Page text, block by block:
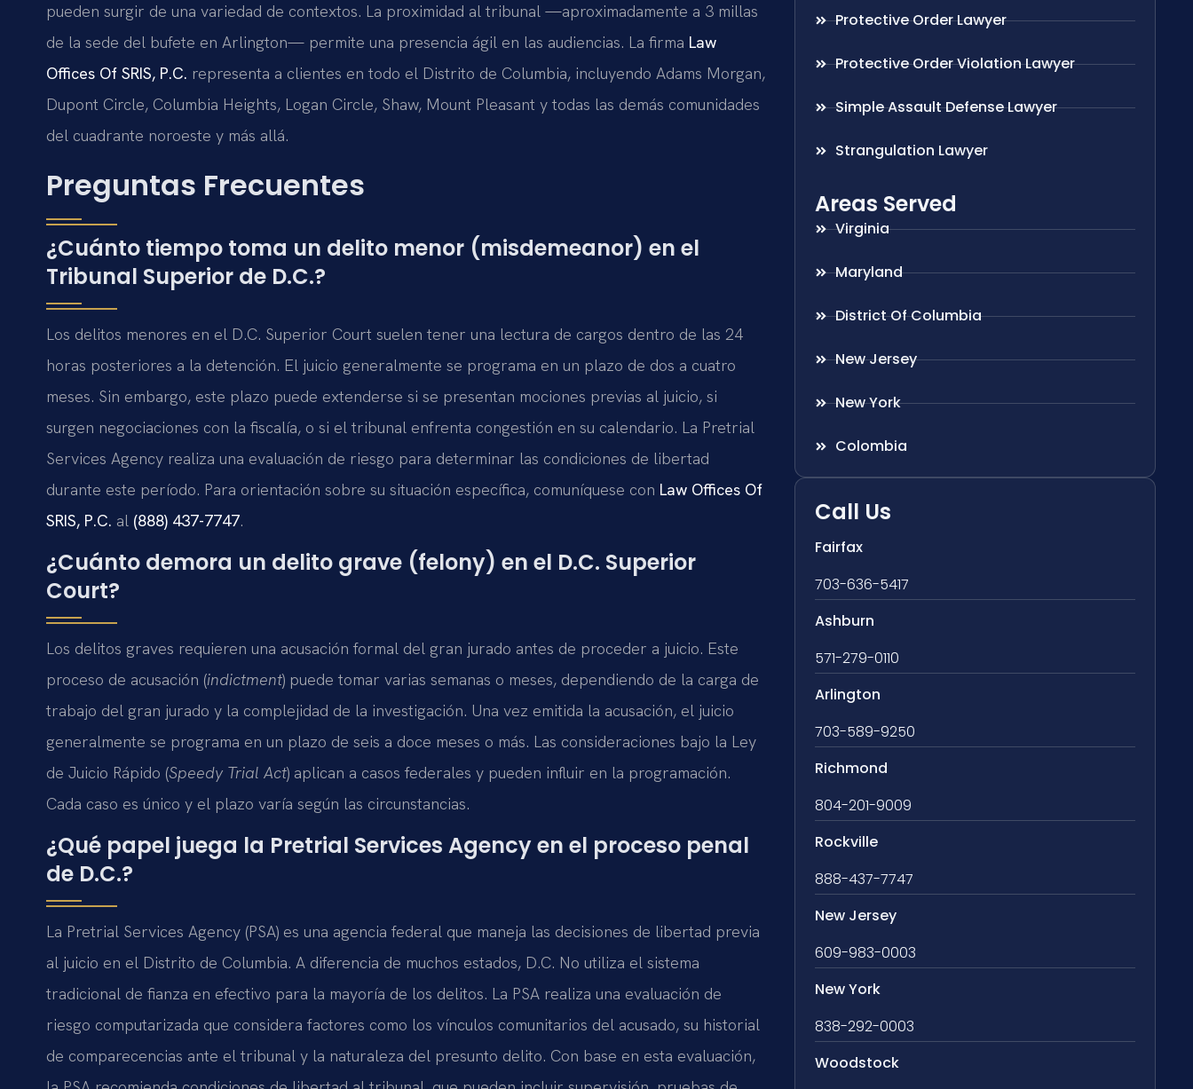
pueden surgir de una variedad de contextos. La proximidad al tribunal —aproximadamente a 3 millas
de la sede del bufete en Arlington— permite una presencia ágil en las audiencias. La firma Law
Offices Of SRIS, P.C. representa a clientes en todo el Distrito de Columbia, incluyendo Adams Morgan,
Dupont Circle, Columbia Heights, Logan Circle, Shaw, Mount Pleasant y todas las demás comunidades
del cuadrante noroeste y más allá.
Preguntas Frecuentes
¿Cuánto tiempo toma un delito menor (misdemeanor) en el
Tribunal Superior de D.C.?
Los delitos menores en el D.C. Superior Court suelen tener una lectura de cargos dentro de las 24
horas posteriores a la detención. El juicio generalmente se programa en un plazo de dos a cuatro
meses. Sin embargo, este plazo puede extenderse si se presentan mociones previas al juicio, si
surgen negociaciones con la fiscalía, o si el tribunal enfrenta congestión en su calendario. La Pretrial
Services Agency realiza una evaluación de riesgo para determinar las condiciones de libertad
durante este período. Para orientación sobre su situación específica, comuníquese con Law Offices Of
SRIS, P.C. al (888) 437-7747.
¿Cuánto demora un delito grave (felony) en el D.C. Superior
Court?
Los delitos graves requieren una acusación formal del gran jurado antes de proceder a juicio. Este
proceso de acusación (indictment) puede tomar varias semanas o meses, dependiendo de la carga de
trabajo del gran jurado y la complejidad de la investigación. Una vez emitida la acusación, el juicio
generalmente se programa en un plazo de seis a doce meses o más. Las consideraciones bajo la Ley
de Juicio Rápido (Speedy Trial Act) aplican a casos federales y pueden influir en la programación.
Cada caso es único y el plazo varía según las circunstancias.
¿Qué papel juega la Pretrial Services Agency en el proceso penal
de D.C.?
La Pretrial Services Agency (PSA) es una agencia federal que maneja las decisiones de libertad previa
al juicio en el Distrito de Columbia. A diferencia de muchos estados, D.C. No utiliza el sistema
tradicional de fianza en efectivo para la mayoría de los delitos. La PSA realiza una evaluación de
riesgo computarizada que considera factores como los vínculos comunitarios del acusado, su historial
de comparecencias ante el tribunal y la naturaleza del presunto delito. Con base en esta evaluación,
Protective Order Lawyer
Protective Order Violation Lawyer
Simple Assault Defense Lawyer
Strangulation Lawyer
Areas Served
Virginia
Maryland
District Of Columbia
New Jersey
New York
Colombia
Call Us
Fairfax
703-636-5417
Ashburn
571-279-0110
Arlington
703-589-9250
Richmond
804-201-9009
Rockville
888-437-7747
New Jersey
609-983-0003
New York
838-292-0003
Woodstock